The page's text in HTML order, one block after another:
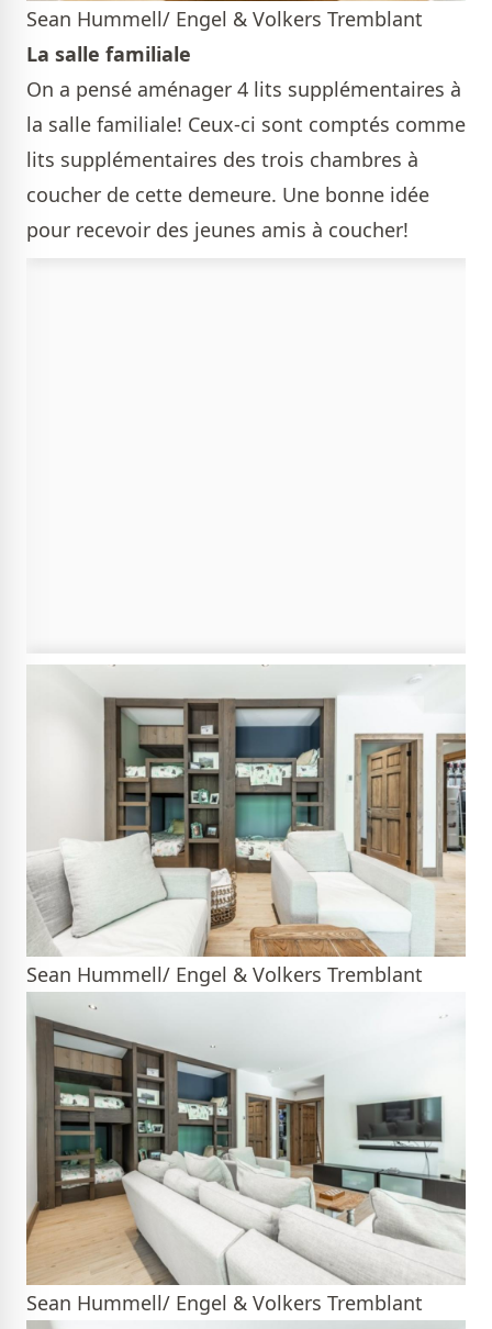
Sean Hummell/ Engel & Volkers Tremblant
La salle familiale
On a pensé aménager 4 lits supplémentaires à
la salle familiale! Ceux-ci sont comptés comme
lits supplémentaires des trois chambres à
coucher de cette demeure. Une bonne idée
pour recevoir des jeunes amis à coucher!
Sean Hummell/ Engel & Volkers Tremblant
Sean Hummell/ Engel & Volkers Tremblant